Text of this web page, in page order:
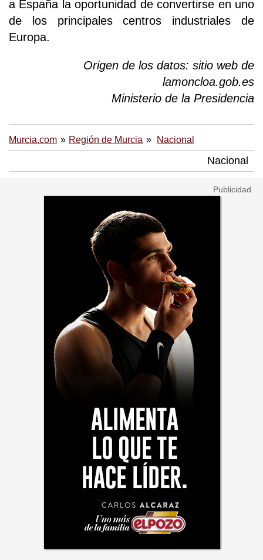
a España la oportunidad de convertirse en uno
de los principales centros industriales de
Europa.
Origen de los datos: sitio web de
lamoncloa.gob.es
Ministerio de la Presidencia
Murcia.com Región de Murcia Nacional
Nacional